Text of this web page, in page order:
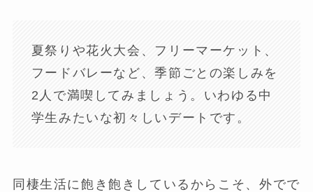
夏祭りや花火大会、フリーマーケット、
フードバレーなど、季節ごとの楽しみを
2人で満喫してみましょう。いわゆる中
学生みたいな初々しいデートです。
同棲生活に飽き飽きしているからこそ、外でで